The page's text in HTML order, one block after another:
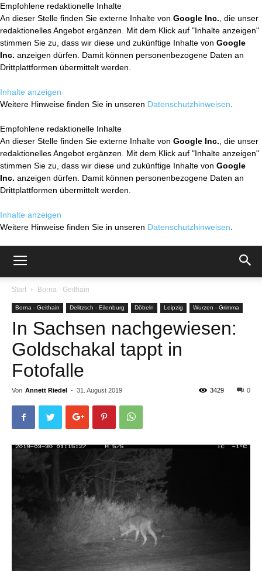
Empfohlene redaktionelle Inhalte
An dieser Stelle finden Sie externe Inhalte von Google Inc. , die unser
redaktionelles Angebot ergänzen. Mit dem Klick auf "Inhalte anzeigen"
stimmen Sie zu, dass wir diese und zukünftige Inhalte von Google
Inc. anzeigen dürfen. Damit können personenbezogene Daten an
Drittplattformen übermittelt werden.
Inhalte anzeigen
Weitere Hinweise finden Sie in unseren Datenschutzhinweisen
Empfohlene redaktionelle Inhalte
An dieser Stelle finden Sie externe Inhalte von Google Inc. , die unser
redaktionelles Angebot ergänzen. Mit dem Klick auf "Inhalte anzeigen"
stimmen Sie zu, dass wir diese und zukünftige Inhalte von Google
Inc. anzeigen dürfen. Damit können personenbezogene Daten an
Drittplattformen übermittelt werden.
Inhalte anzeigen
Weitere Hinweise finden Sie in unseren Datenschutzhinweisen
Start Borna - Geithain
Borna - Geithain Delitzsch - Eilenburg Döbeln Leipzig Wurzen - Grimma
In Sachsen nachgewiesen:
Goldschakal tappt in
Fotofalle
Von Annett Riedel - 31. August 2019 0
3429